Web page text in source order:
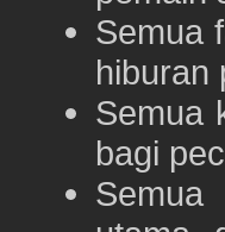
Semua
hiburan
Semua
bagi